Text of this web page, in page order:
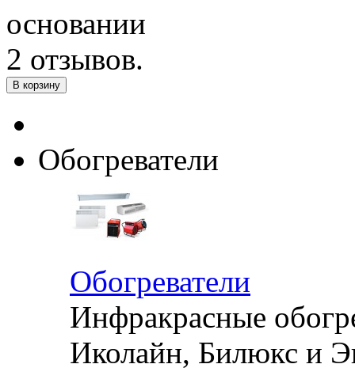
Обогреватели
Обогреватели
Инфракрасные
Иколайн, Билюкс и